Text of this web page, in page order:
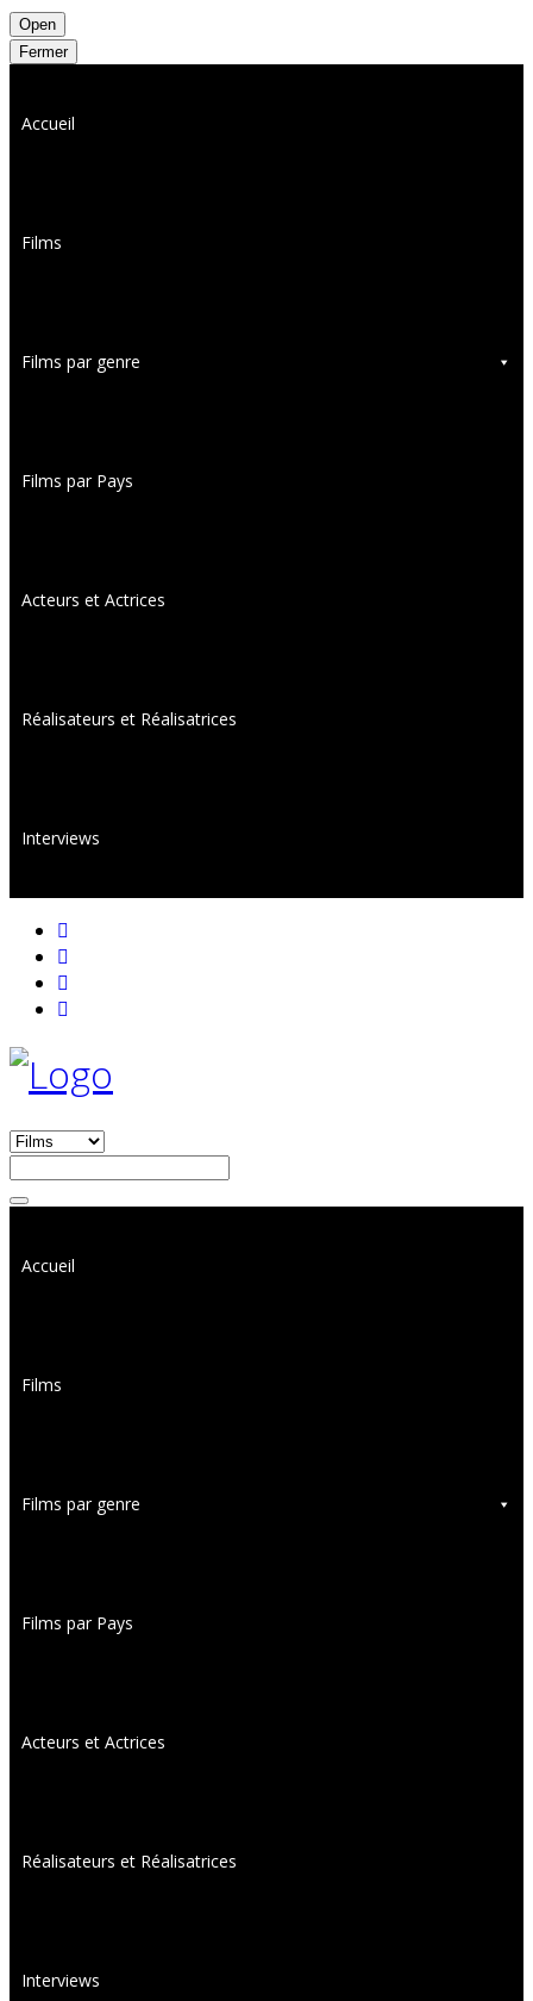
Open
Fermer
Accueil
Films
Films par genre
Films par Pays
Acteurs et Actrices
Réalisateurs et Réalisatrices
Interviews
Accueil
Films
Films par genre
Films par Pays
Acteurs et Actrices
Réalisateurs et Réalisatrices
Interviews